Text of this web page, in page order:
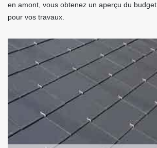
en amont, vous obtenez un aperçu du
pour vos travaux.